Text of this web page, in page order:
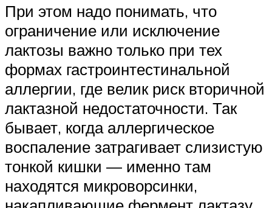
При этом надо понимать, что
ограничение или исключение
лактозы важно только при тех
формах гастроинтестинальной
аллергии, где велик риск вторичной
лактазной недостаточности. Так
бывает, когда аллергическое
воспаление затрагивает слизистую
тонкой кишки — именно там
находятся микроворсинки,